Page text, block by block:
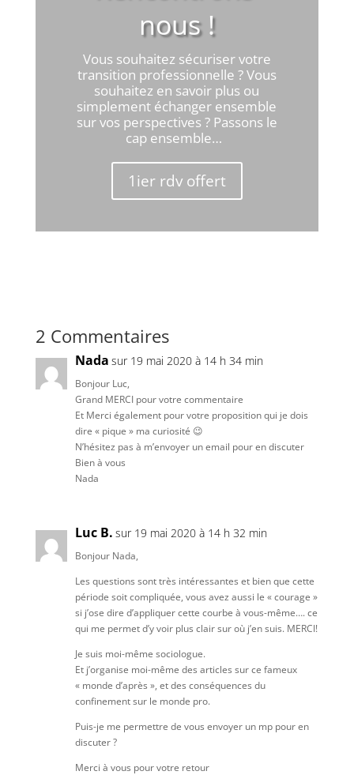
nous !
Vous souhaitez sécuriser votre
transition professionnelle ? Vous
souhaitez en savoir plus ou
simplement échanger ensemble
sur vos perspectives ? Passons le
cap ensemble…
1ier rdv offert
2 Commentaires
Nada sur 19 mai 2020 à 14 h 34 min
Bonjour Luc,
Grand MERCI pour votre commentaire
Et Merci également pour votre proposition qui je dois
dire « pique » ma curiosité 😉
N’hésitez pas à m’envoyer un email pour en discuter
Bien à vous
Nada
Luc B. sur 19 mai 2020 à 14 h 32 min
Bonjour Nada,
Les questions sont très intéressantes et bien que cette
période soit compliquée, vous avez aussi le « courage »
si j’ose dire d’appliquer cette courbe à vous-même…. ce
qui me permet d’y voir plus clair sur où j’en suis. MERCI!
Je suis moi-même sociologue.
Et j’organise moi-même des articles sur ce fameux
« monde d’après », et des conséquences du
confinement sur le monde pro.
Puis-je me permettre de vous envoyer un mp pour en
discuter ?
Merci à vous pour votre retour